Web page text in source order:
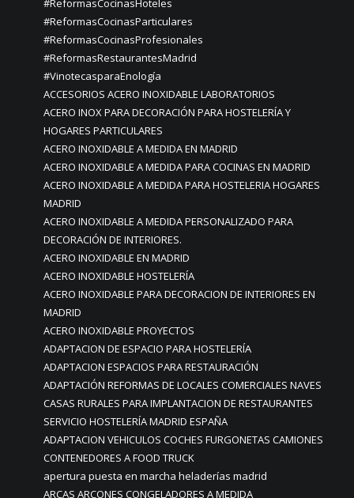
#ReformasCocinasHoteles
#ReformasCocinasParticulares
#ReformasCocinasProfesionales
#ReformasRestaurantesMadrid
#VinotecasparaEnología
ACCESORIOS ACERO INOXIDABLE LABORATORIOS
ACERO INOX PARA DECORACIÓN PARA HOSTELERÍA Y
HOGARES PARTICULARES
ACERO INOXIDABLE A MEDIDA EN MADRID
ACERO INOXIDABLE A MEDIDA PARA COCINAS EN MADRID
ACERO INOXIDABLE A MEDIDA PARA HOSTELERIA HOGARES
MADRID
ACERO INOXIDABLE A MEDIDA PERSONALIZADO PARA
DECORACIÓN DE INTERIORES.
ACERO INOXIDABLE EN MADRID
ACERO INOXIDABLE HOSTELERÍA
ACERO INOXIDABLE PARA DECORACION DE INTERIORES EN
MADRID
ACERO INOXIDABLE PROYECTOS
ADAPTACION DE ESPACIO PARA HOSTELERÍA
ADAPTACION ESPACIOS PARA RESTAURACIÓN
ADAPTACIÓN REFORMAS DE LOCALES COMERCIALES NAVES
CASAS RURALES PARA IMPLANTACION DE RESTAURANTES
SERVICIO HOSTELERÍA MADRID ESPAÑA
ADAPTACION VEHICULOS COCHES FURGONETAS CAMIONES
CONTENEDORES A FOOD TRUCK
apertura puesta en marcha heladerías madrid
ARCAS ARCONES CONGELADORES A MEDIDA